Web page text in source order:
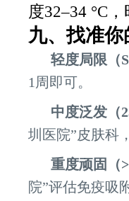
度32–34 °C
九、找准
轻度局限（
1周即可。
中度泛发（
圳医院”皮肤科
重度顽固（
院”评估免疫吸